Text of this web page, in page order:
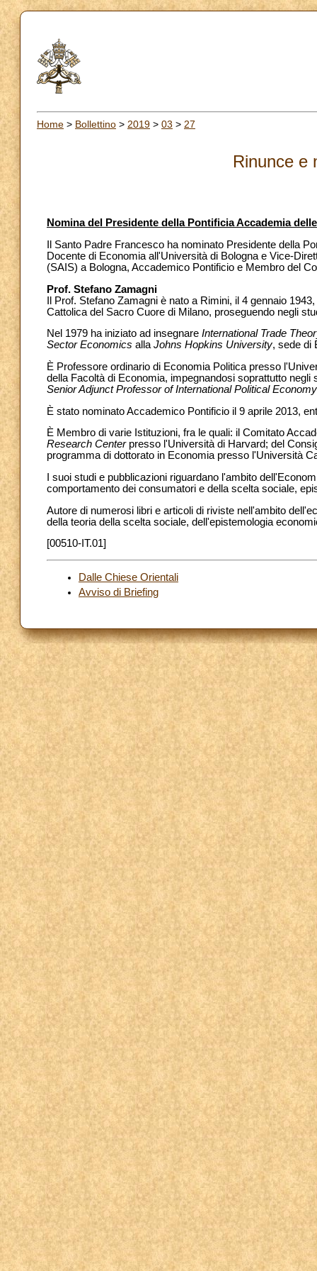
Home > Bollettino > 2019 > 03 > 27
Rinunce e
Nomina del Presidente della Pontificia Accademia
Il Santo Padre Francesco ha nominato Presidente della
Docente di Economia all'Università di Bologna e Vice-
(SAIS) a Bologna, Accademico Pontificio e Membro del
Prof. Stefano Zamagni
Il Prof. Stefano Zamagni è nato a Rimini, il 4 gennaio
Cattolica del Sacro Cuore di Milano, proseguendo negli
Nel 1979 ha iniziato ad insegnare International Trade
Sector Economics allaJohns Hopkins University, sede di
È Professore ordinario di Economia Politica presso
della Facoltà di Economia, impegnandosi soprattutto negli
Senior Adjunct Professor of International Political Economy
È stato nominato Accademico Pontificio il 9 aprile 2013,
È Membro di varie Istituzioni, fra le quali: il Comitato
Research Centerpresso l'Università di Harvard; del
programma di dottorato in Economia presso l'Università
I suoi studi e pubblicazioni riguardano l'ambito
comportamento dei consumatori e della scelta sociale,
Autore di numerosi libri e articoli di riviste nell'ambito
della teoria della scelta sociale, dell'epistemologia
[00510-IT.01]
Dalle Chiese Orientali
Avviso di Briefing